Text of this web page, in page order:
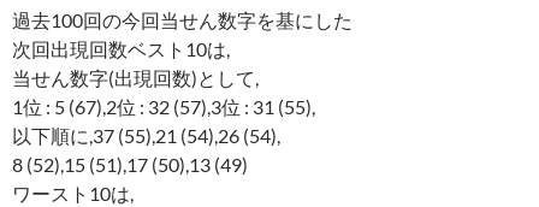
過去100回の今回当せん数字を基にした
次回出現回数ベスト10は,
当せん数字(出現回数)として,
1位 : 5 (67),2位 : 32 (57),3位 : 31 (55),
以下順に,37 (55),21 (54),26 (54),
8 (52),15 (51),17 (50),13 (49)
ワースト10は,